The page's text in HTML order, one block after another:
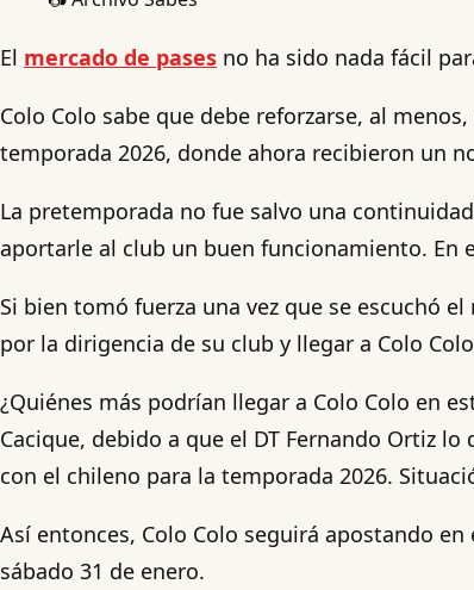
El mercado de pases no ha sido nada fácil
Colo Colo sabe que debe reforzarse, al
temporada 2026, donde ahora recibieron un
La pretemporada no fue salvo una
aportarle al club un buen funcionamiento. En
Si bien tomó fuerza una vez que se escuchó
por la dirigencia de su club y llegar a Colo
¿Quiénes más podrían llegar a Colo Colo en
Cacique, debido a que el DT Fernando Ortiz
con el chileno para la temporada 2026.
Así entonces, Colo Colo seguirá apostando
sábado 31 de enero.